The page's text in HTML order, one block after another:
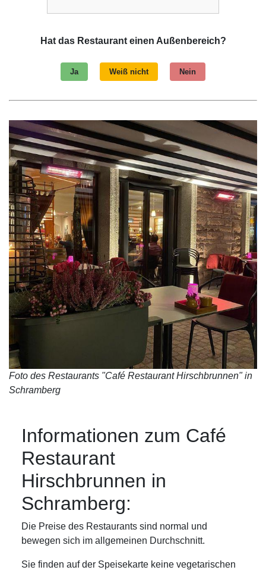
Hat das Restaurant einen Außenbereich?
Ja Weiß nicht Nein
Foto des Restaurants "Café Restaurant Hirschbrunnen" in
Schramberg
Informationen zum Café
Restaurant
Hirschbrunnen in
Schramberg:
Die Preise des Restaurants sind normal und
bewegen sich im allgemeinen Durchschnitt.
Sie finden auf der Speisekarte keine vegetarischen